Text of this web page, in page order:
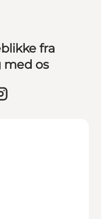
fra
med os